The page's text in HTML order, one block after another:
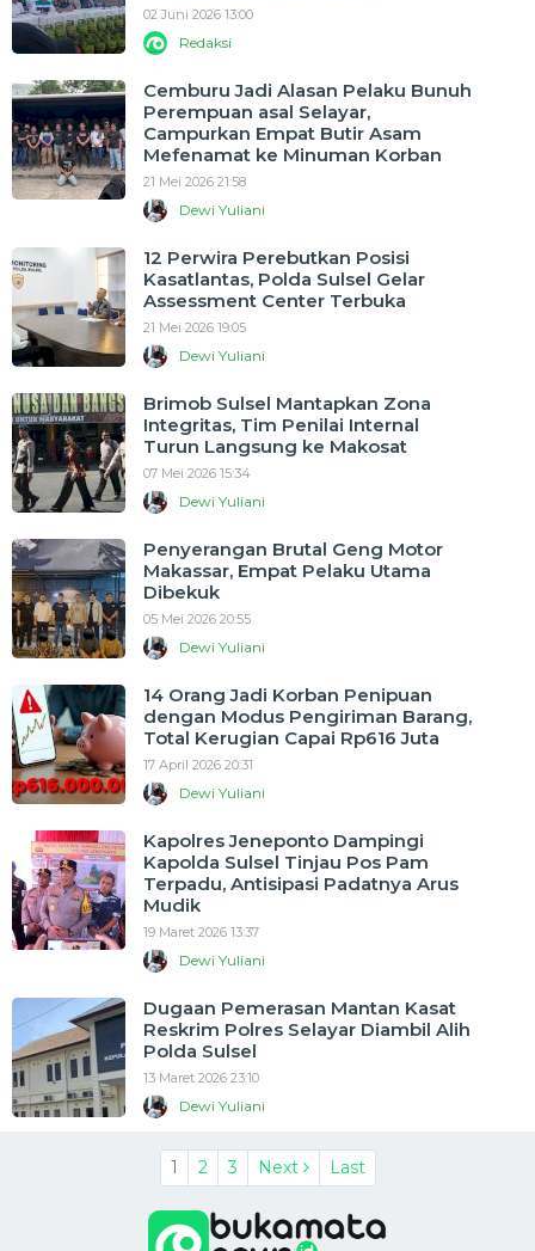
02 Juni 2026 13:00
Redaksi
Cemburu Jadi Alasan Pelaku Bunuh
Perempuan asal Selayar,
Campurkan Empat Butir Asam
Mefenamat ke Minuman Korban
21 Mei 2026 21:58
Dewi Yuliani
12 Perwira Perebutkan Posisi
Kasatlantas, Polda Sulsel Gelar
Assessment Center Terbuka
21 Mei 2026 19:05
Dewi Yuliani
Brimob Sulsel Mantapkan Zona
Integritas, Tim Penilai Internal
Turun Langsung ke Makosat
07 Mei 2026 15:34
Dewi Yuliani
Penyerangan Brutal Geng Motor
Makassar, Empat Pelaku Utama
Dibekuk
05 Mei 2026 20:55
Dewi Yuliani
14 Orang Jadi Korban Penipuan
dengan Modus Pengiriman Barang,
Total Kerugian Capai Rp616 Juta
17 April 2026 20:31
Dewi Yuliani
Kapolres Jeneponto Dampingi
Kapolda Sulsel Tinjau Pos Pam
Terpadu, Antisipasi Padatnya Arus
Mudik
19 Maret 2026 13:37
Dewi Yuliani
Dugaan Pemerasan Mantan Kasat
Reskrim Polres Selayar Diambil Alih
Polda Sulsel
13 Maret 2026 23:10
Dewi Yuliani
1 2 3 Next Last